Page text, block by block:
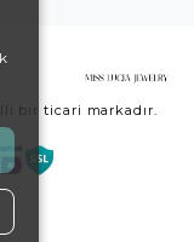
bir ticari markadır.